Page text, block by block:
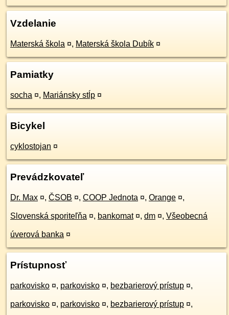
Vzdelanie
Materská škola ¤, Materská škola Dubík ¤
Pamiatky
socha ¤, Mariánsky stĺp ¤
Bicykel
cyklostojan ¤
Prevádzkovateľ
Dr. Max ¤, ČSOB ¤, COOP Jednota ¤, Orange ¤,
Slovenská sporiteľňa ¤, bankomat ¤, dm ¤, Všeobecná
úverová banka ¤
Prístupnosť
parkovisko ¤, parkovisko ¤, bezbarierový prístup ¤,
parkovisko ¤, parkovisko ¤, bezbarierový prístup ¤,